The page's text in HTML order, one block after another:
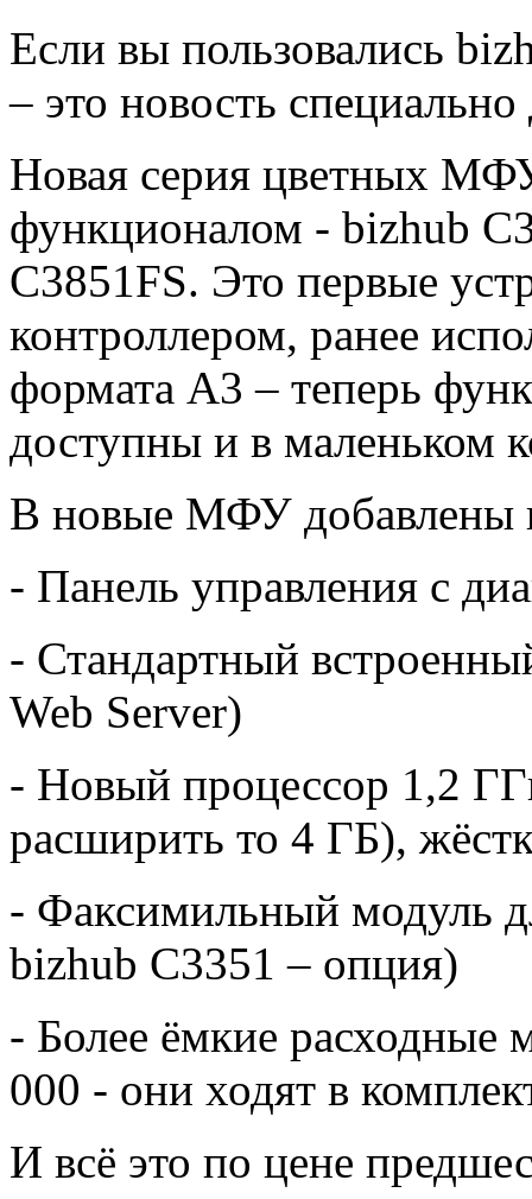
Если вы пользовались
– это новость специально
Новая серия цветных
функционалом - bizhub
C3851FS. Это первые
контроллером, ранее
формата А3 – теперь
доступны и в маленьком
В новые МФУ добавлены
- Панель управления с
- Стандартный
Web Server)
- Новый процессор 1,2
расширить то 4 ГБ),
- Факсимильный модуль
bizhub C3351 – опция)
- Более ёмкие
000 - они ходят в
И всё это по цене